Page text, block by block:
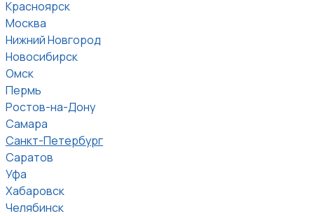
Красноярск
Москва
Нижний Новгород
Новосибирск
Омск
Пермь
Ростов-на-Дону
Самара
Санкт-Петербург
Саратов
Уфа
Хабаровск
Челябинск